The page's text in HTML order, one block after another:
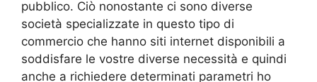
pubblico. Ciò nonostante ci sono diverse
società specializzate in questo tipo di
commercio che hanno siti internet disponibili a
soddisfare le vostre diverse necessità e quindi
anche a richiedere determinati parametri ho